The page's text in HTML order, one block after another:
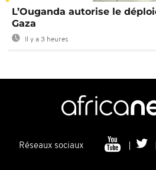
L’Ouganda autorise le
Gaza
Il y a 3 heures
Réseaux sociaux